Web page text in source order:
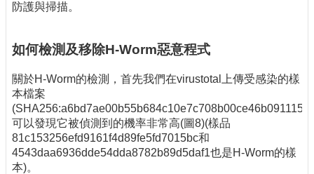
防護與掃描。
如何檢測及移除H-Worm惡意程式
關於H-Worm的檢測，首先我們在virustotal上傳受感染的樣
本檔案
可以發現它被偵測到的機率非常高(圖8)(樣品
81c153256efd9161f4d89fe5fd7015bc和
4543daa6936dde54dda8782b89d5daf1也是H-Worm的樣
本)。